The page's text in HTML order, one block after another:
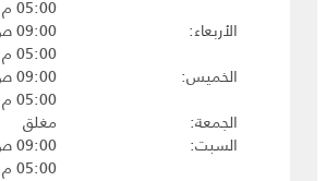
05:00 م - 09:00 م
الأربعاء
09:00 ص - 01:00 م
05:00 م - 09:00 م
الخميس
09:00 ص - 01:00 م
05:00 م - 09:00 م
الجمعة
مغلق
السبت
09:00 ص - 01:00 م
05:00 م - 09:00 م